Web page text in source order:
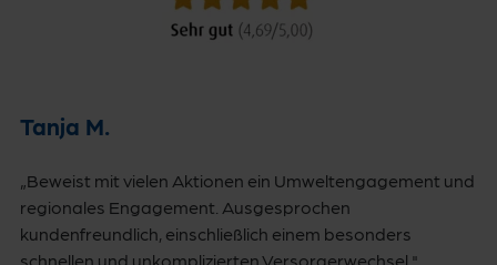
Tanja M.
„Beweist mit vielen Aktionen ein Umweltengagement und
regionales Engagement. Ausgesprochen
kundenfreundlich, einschließlich einem besonders
schnellen und unkomplizierten Versorgerwechsel."